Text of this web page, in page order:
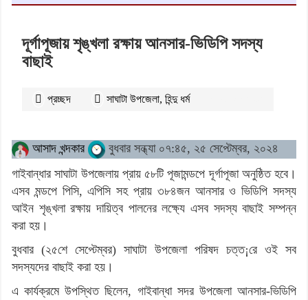
দূর্গাপূজায় শৃঙ্খলা রক্ষায় আনসার-ভিডিপি সদস্য
বাছাই
প্রচ্ছদ সাঘাটা উপজেলা, হিন্দু ধর্ম
আসাদ খন্দকার
বুধবার সন্ধ্যা ০৭:৪৫, ২৫ সেপ্টেম্বর, ২০২৪
গাইবান্ধার সাঘাটা উপজেলায় প্রায় ৫৮টি পূজামন্ডপে দূর্গাপূজা অনুষ্ঠিত হবে।
এসব মন্ডপে পিসি, এপিসি সহ প্রায় ৩৮৪জন আনসার ও ভিডিপি সদস্য
আইন শৃঙ্খলা রক্ষায় দায়িত্ব পালনের লক্ষ্যে এসব সদস্য বাছাই সম্পন্ন
করা হয়।
বুধবার (২৫শে সেপ্টেম্বর) সাঘাটা উপজেলা পরিষদ চত্ত¡রে ওই সব
সদস্যদের বাছাই করা হয়।
এ কার্যক্রমে উপস্থিত ছিলেন, গাইবান্ধা সদর উপজেলা আনসার-ভিডিপি